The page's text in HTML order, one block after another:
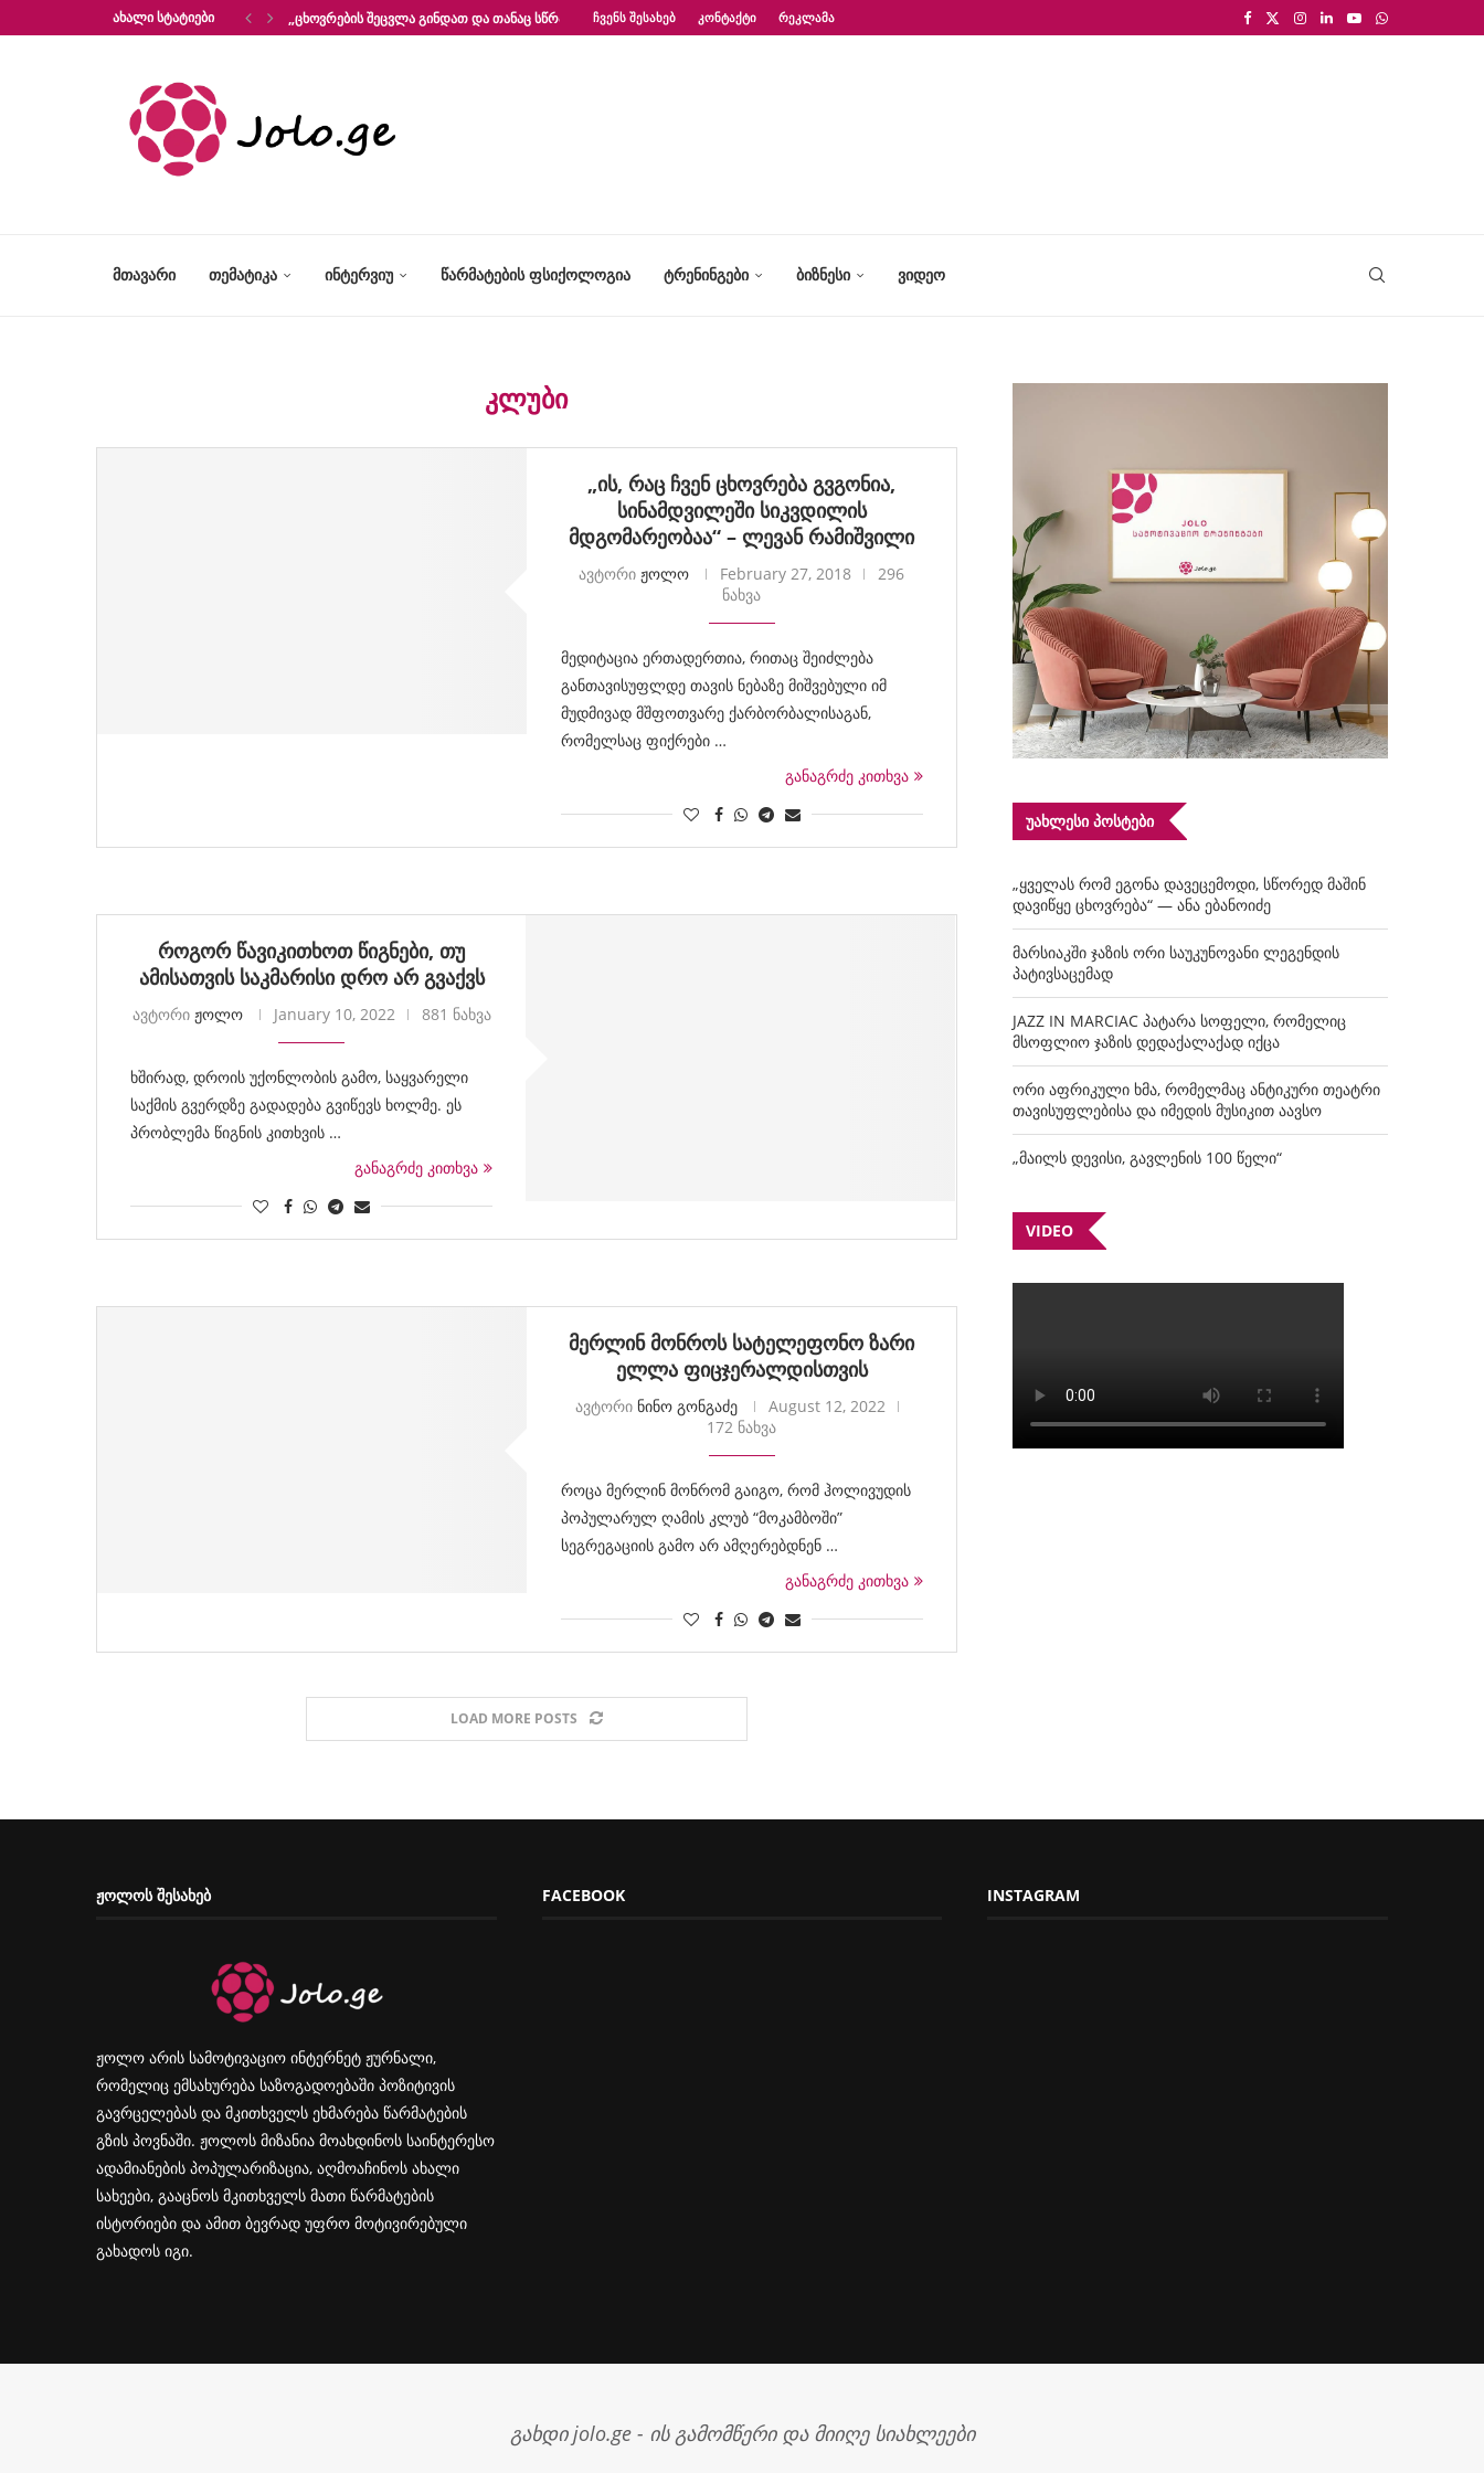
ᲐᲮᲐᲚᲘ ᲡᲢᲐᲢᲘᲔᲑᲘ „ᲪᲮᲝᲕᲠᲔᲑᲘᲡ ᲨᲔᲪᲕᲚᲐ ᲒᲘᲜᲓᲐᲗ ᲓᲐ ᲗᲐᲜᲐᲪ ᲡᲬᲠᲐᲤᲐᲓ?“ – ᲤᲡᲘᲥᲝᲚᲝᲒᲘᲡ...
ᲩᲕᲔᲜᲡ ᲨᲔᲡᲐᲮᲔᲑ ᲙᲝᲜᲢᲐᲥᲢᲘ ᲠᲔᲙᲚᲐᲛᲐ
ᲛᲗᲐᲕᲐᲠᲘ ᲗᲔᲛᲐᲢᲘᲙᲐ ᲘᲜᲢᲔᲠᲕᲘᲣ ᲬᲐᲠᲛᲐᲢᲔᲑᲘᲡ ᲤᲡᲘᲥᲝᲚᲝᲒᲘᲐ ᲢᲠᲔᲜᲘᲜᲒᲔᲑᲘ ᲑᲘᲖᲜᲔᲡᲘ ᲕᲘᲓᲔᲝ
ᲙᲚᲣᲑᲘ
„ის, რაც ჩვენ ცხოვრება გვგონია,
სინამდვილეში სიკვდილის
მდგომარეობაა“ – ლევან რამიშვილი
ავტორიჟოლო February 27, 2018
296
ნახვა
მედიტაცია ერთადერთია, რითაც შეიძლება
განთავისუფლდე თავის ნებაზე მიშვებული იმ
მუდმივად მშფოთვარე ქარბორბალისაგან,
რომელსაც ფიქრები …
განაგრძე კითხვა
როგორ წავიკითხოთ წიგნები, თუ
ამისათვის საკმარისი დრო არ გვაქვს
ავტორი ჟოლო January 10, 2022 881 ნახვა
ხშირად, დროის უქონლობის გამო, საყვარელი
საქმის გვერდზე გადადება გვიწევს ხოლმე. ეს
პრობლემა წიგნის კითხვის …
განაგრძე კითხვა
მერლინ მონროს სატელეფონო ზარი
ელლა ფიცჯერალდისთვის
ავტორი ნინო გონგაძე
August 12, 2022
172 ნახვა
როცა მერლინ მონრომ გაიგო, რომ ჰოლივუდის
პოპულარულ ღამის კლუბ “მოკამბოში”
სეგრეგაციის გამო არ ამღერებდნენ …
განაგრძე კითხვა
LOAD MORE POSTS
ᲣᲐᲮᲚᲔᲡᲘ ᲞᲝᲡᲢᲔᲑᲘ
„ყველას რომ ეგონა დავეცემოდი, სწორედ მაშინ
დავიწყე ცხოვრება“ — ანა ებანოიძე
მარსიაკში ჯაზის ორი საუკუნოვანი ლეგენდის
პატივსაცემად
JAZZ IN MARCIAC პატარა სოფელი, რომელიც
მსოფლიო ჯაზის დედაქალაქად იქცა
ორი აფრიკული ხმა, რომელმაც ანტიკური თეატრი
თავისუფლებისა და იმედის მუსიკით აავსო
„მაილს დევისი, გავლენის 100 წელი“
VIDEO
ᲟᲝᲚᲝᲡ ᲨᲔᲡᲐᲮᲔᲑ
ჟოლო არის სამოტივაციო ინტერნეტ ჟურნალი,
რომელიც ემსახურება საზოგადოებაში პოზიტივის
გავრცელებას და მკითხველს ეხმარება წარმატების
გზის პოვნაში. ჟოლოს მიზანია მოახდინოს საინტერესო
ადამიანების პოპულარიზაცია, აღმოაჩინოს ახალი
სახეები, გააცნოს მკითხველს მათი წარმატების
ისტორიები და ამით ბევრად უფრო მოტივირებული
გახადოს იგი.
FACEBOOK INSTAGRAM
გახდი jolo.ge - ის გამომწერი და მიიღე სიახლეები